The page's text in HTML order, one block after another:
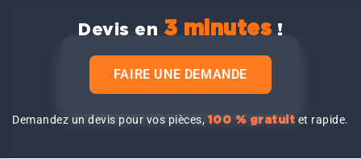
Devis en 3 minutes !
FAIRE UNE DEMANDE
Demandez un devis pour vos pièces,100 % gratuit et rapide.